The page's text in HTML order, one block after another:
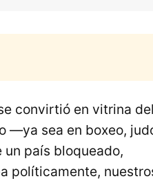
convirtió en vitrina del
—ya sea en boxeo,
país bloqueado,
políticamente,